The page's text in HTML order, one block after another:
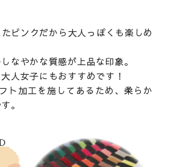
ピンクだから大人っぽくも楽しめ
なやかな質感が上品な印象。
人女子にもおすすめです！
ト加工を施してあるため、柔らか
。